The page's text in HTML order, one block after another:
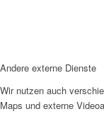
Andere externe Dienste
Wir nutzen auch
Maps und externe